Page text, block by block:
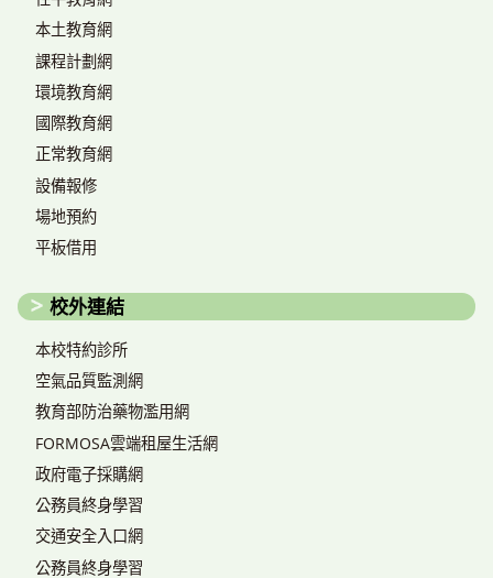
本土教育網
課程計劃網
環境教育網
國際教育網
正常教育網
設備報修
場地預約
平板借用
校外連結
本校特約診所
空氣品質監測網
教育部防治藥物濫用網
FORMOSA雲端租屋生活網
政府電子採購網
公務員終身學習
交通安全入口網
公務員終身學習